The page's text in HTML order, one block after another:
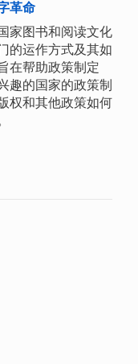
革命
家图书和阅读文化
的运作方式及其如
在帮助政策制定
趣的国家的政策制
权和其他政策如何